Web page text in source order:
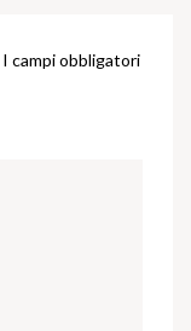
I campi obbligatori